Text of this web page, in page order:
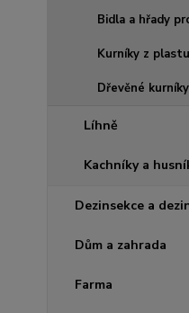
Bidla a hřady
Kurníky z plastu
Dřevěné
Líhně
Kachníky a
Dezinsekce a
Dům a zahrada
Farma